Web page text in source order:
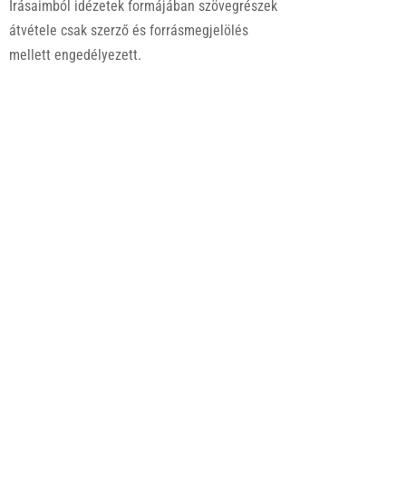
Írásaimból idézetek formájában szövegrészek
átvétele csak szerző és forrásmegjelölés
mellett engedélyezett.